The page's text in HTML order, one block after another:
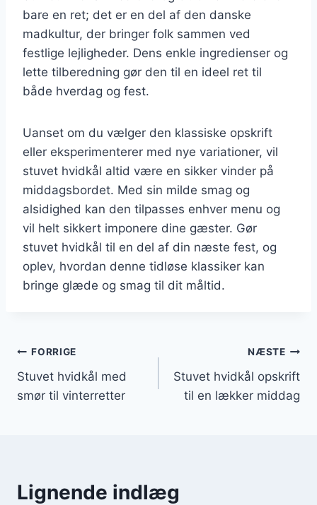
bare en ret; det er en del af den danske
madkultur, der bringer folk sammen ved
festlige lejligheder. Dens enkle ingredienser og
lette tilberedning gør den til en ideel ret til
både hverdag og fest.
Uanset om du vælger den klassiske opskrift
eller eksperimenterer med nye variationer, vil
stuvet hvidkål altid være en sikker vinder på
middagsbordet. Med sin milde smag og
alsidighed kan den tilpasses enhver menu og
vil helt sikkert imponere dine gæster. Gør
stuvet hvidkål til en del af din næste fest, og
oplev, hvordan denne tidløse klassiker kan
bringe glæde og smag til dit måltid.
Indlægsnavigation
FORRIGE
Stuvet hvidkål med
smør til vinterretter
NÆSTE
Stuvet hvidkål opskrift
til en lækker middag
Lignende indlæg